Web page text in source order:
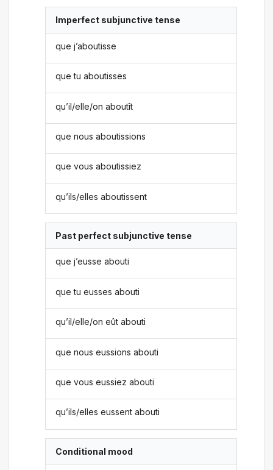
Imperfect subjunctive tense
que j’aboutisse
que tu aboutisses
qu’il/elle/on aboutît
que nous aboutissions
que vous aboutissiez
qu’ils/elles aboutissent
Past perfect subjunctive tense
que j’eusse abouti
que tu eusses abouti
qu’il/elle/on eût abouti
que nous eussions abouti
que vous eussiez abouti
qu’ils/elles eussent abouti
Conditional mood